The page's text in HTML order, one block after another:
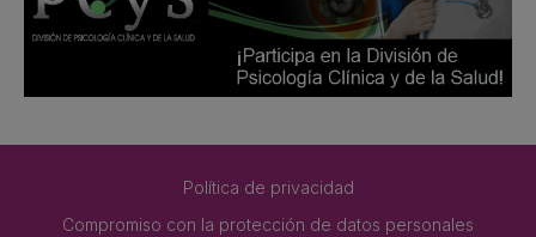
Política de privacidad
Compromiso con la protección de datos personales